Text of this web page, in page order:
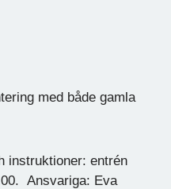
med både gamla
instruktioner: entrén
Ansvariga: Eva